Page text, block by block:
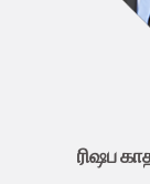
ரிஷப